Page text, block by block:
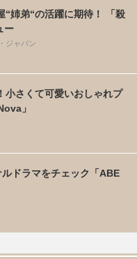
“姉弟“の活躍に期待！ 「殺
ー
ジャパン
小さくて可愛いおしゃれプ
」
ドラマをチェック「ABE